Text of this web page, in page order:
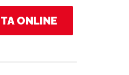
ONLINE